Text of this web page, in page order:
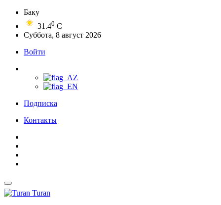
Баку
31.40 C
Суббота, 8 август 2026
Войти
Подписка
Контакты
Turan